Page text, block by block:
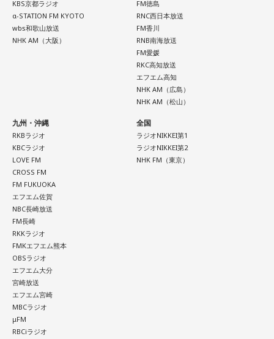
KBS京都ラジオ
α-STATION FM KYOTO
wbs和歌山放送
NHK AM（大阪）
FM徳島
RNC西日本放送
FM香川
RNB南海放送
FM愛媛
RKC高知放送
エフエム高知
NHK AM（広島）
NHK AM（松山）
九州・沖縄
RKBラジオ
KBCラジオ
LOVE FM
CROSS FM
FM FUKUOKA
エフエム佐賀
NBC長崎放送
FM長崎
RKKラジオ
FMKエフエム熊本
OBSラジオ
エフエム大分
宮崎放送
エフエム宮崎
MBCラジオ
μFM
RBCiラジオ
全国
ラジオNIKKEI第1
ラジオNIKKEI第2
NHK FM（東京）